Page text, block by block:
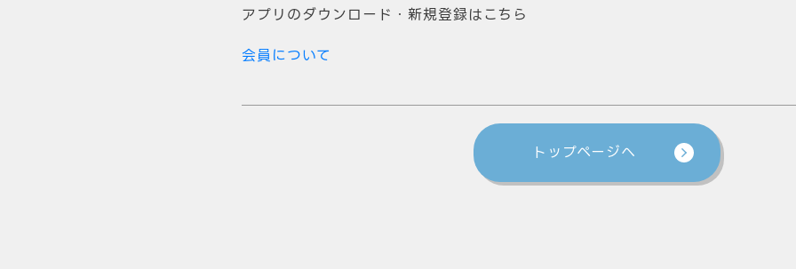
アプリのダウンロード・新規登録はこちら
会員について
トップページへ